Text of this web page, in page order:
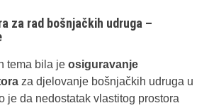
za rad bošnjačkih udruga –
tema bila je osiguravanje
za djelovanje bošnjačkih udruga u
je da nedostatak vlastitog prostora